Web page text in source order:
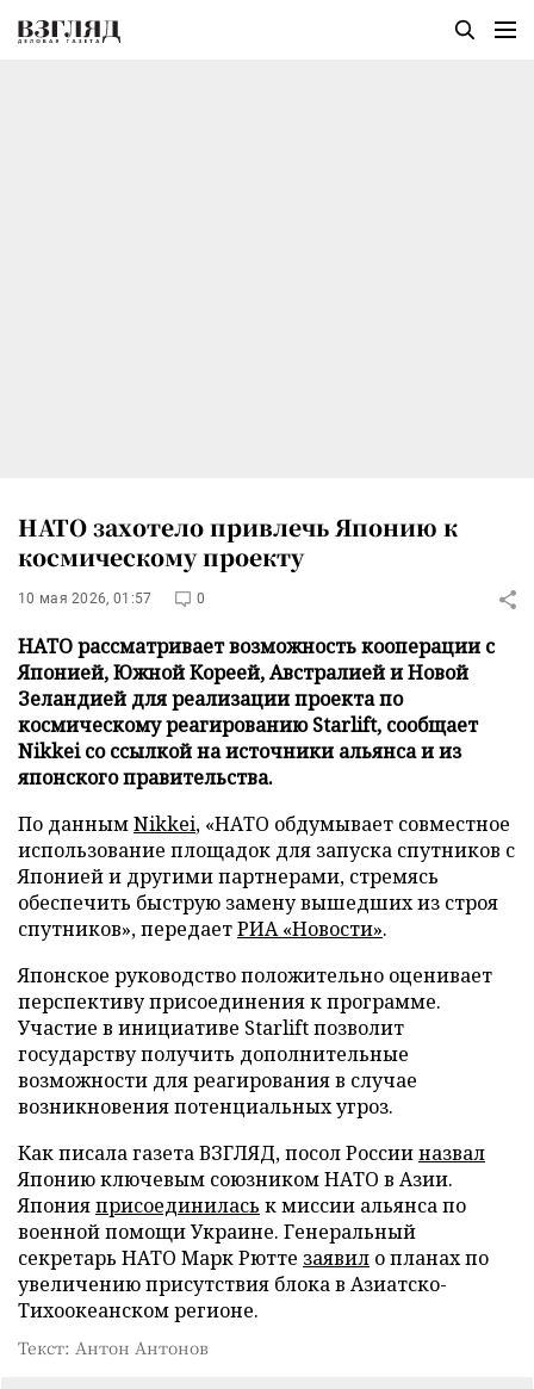
НАТО захотело привлечь Японию к
космическому проекту
10 мая 2026, 01:57 0
НАТО рассматривает возможность кооперации с
Японией, Южной Кореей, Австралией и Новой
Зеландией для реализации проекта по
космическому реагированию Starlift, сообщает
Nikkei со ссылкой на источники альянса и из
японского правительства.
По даннымNikkei, «НАТО обдумывает совместное
использование площадок для запуска спутников с
Японией и другими партнерами, стремясь
обеспечить быструю замену вышедших из строя
спутников», передаетРИА «Новости».
Японское руководство положительно оценивает
перспективу присоединения к программе.
Участие в инициативе Starlift позволит
государству получить дополнительные
возможности для реагирования в случае
возникновения потенциальных угроз.
Как писала газета ВЗГЛЯД, посол Россииназвал
Японию ключевым союзником НАТО в Азии.
Японияприсоединилась к миссии альянса по
военной помощи Украине. Генеральный
секретарь НАТО Марк Рютте заявил о планах по
увеличению присутствия блока в Азиатско-
Тихоокеанском регионе.
Текст: Антон Антонов